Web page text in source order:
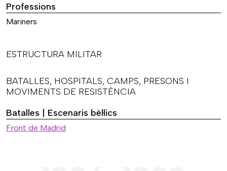
Professions
Mariners
ESTRUCTURA MILITAR
BATALLES, HOSPITALS, CAMPS, PRESONS I
MOVIMENTS DE RESISTÈNCIA
Batalles | Escenaris bèl·lics
Front de Madrid